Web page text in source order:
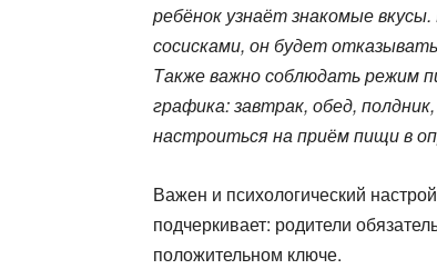
ребёнок узнаёт знакомые
сосисками, он будет
Также важно соблюдать режим
графика: завтрак, обед,
настроиться на приём пищи в
Важен и психологический
подчеркивает: родители
положительном ключе.